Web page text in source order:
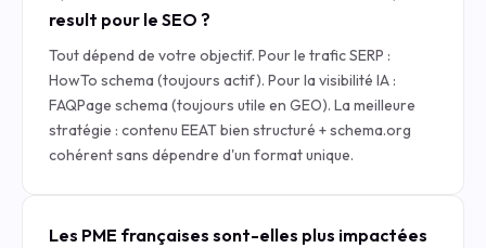
result pour le SEO ?
Tout dépend de votre objectif. Pour le trafic SERP :
HowTo schema (toujours actif). Pour la visibilité IA :
FAQPage schema (toujours utile en GEO). La meilleure
stratégie : contenu EEAT bien structuré + schema.org
cohérent sans dépendre d'un format unique.
Les PME françaises sont-elles plus impactées